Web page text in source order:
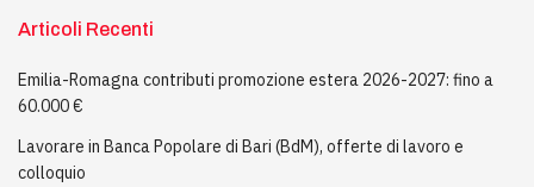
Articoli Recenti
Emilia-Romagna contributi promozione estera 2026-2027: fino a
60.000 €
Lavorare in Banca Popolare di Bari (BdM), offerte di lavoro e
colloquio